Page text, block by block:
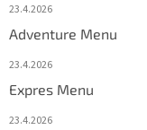
23.4.2026
Adventure Menu
23.4.2026
Expres Menu
23.4.2026